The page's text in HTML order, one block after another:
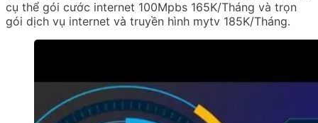
cụ thể gói cước internet 100Mpbs 165K/Tháng và trọn
gói dịch vụ internet và truyền hình mytv 185K/Tháng.